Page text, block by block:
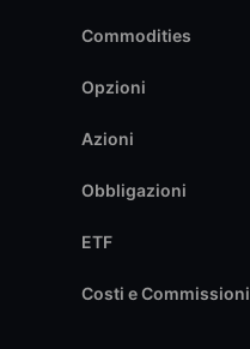
Commodities
Opzioni
Azioni
Obbligazioni
ETF
Costi e Commissioni